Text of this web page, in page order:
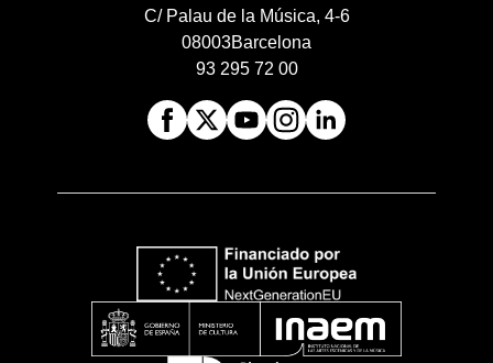
C/ Palau de la Música, 4-6
08003Barcelona
93 295 72 00